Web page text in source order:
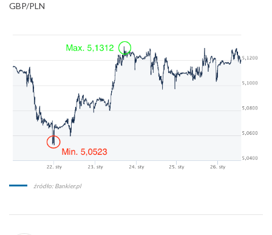
GBP/PLN
źródło: Bankier.pl